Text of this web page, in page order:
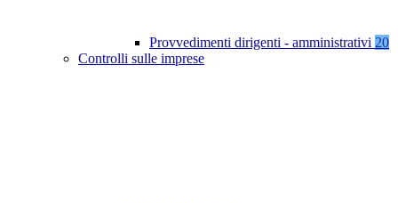
Provvedimenti dirigenti - amministrativi 20
Controlli sulle imprese